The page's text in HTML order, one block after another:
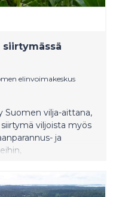
siirtymässä
elinvoimakeskus
Suomen vilja-aittana,
viljoista myös
ja